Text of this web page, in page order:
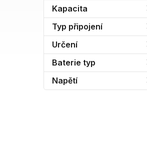
Kapacita
Typ připojení
Určení
Baterie typ
Napětí